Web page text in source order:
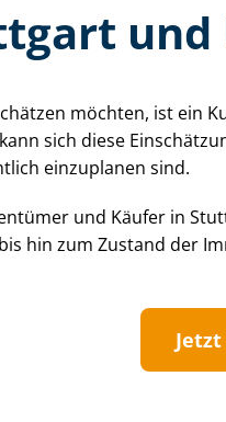
und
möchten, ist ein
sich diese
einzuplanen sind.
und Käufer in
hin zum Zustand der